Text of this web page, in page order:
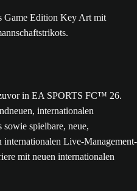
in EA SPORTS FC™ 26.
internationalen
spielbare, neue,
internationalen Live-Management-
mit neuen internationalen